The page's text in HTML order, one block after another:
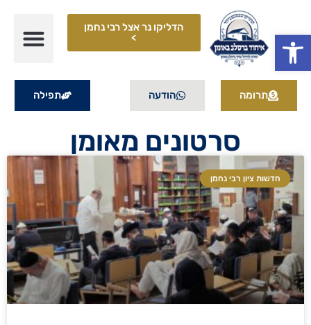
פתח סרגל נגישות
הדליקו נר אצל רבי נחמן
>
תרומה הודעה תפילה
סרטונים מאומן
חדשות ציון רבי נחמן